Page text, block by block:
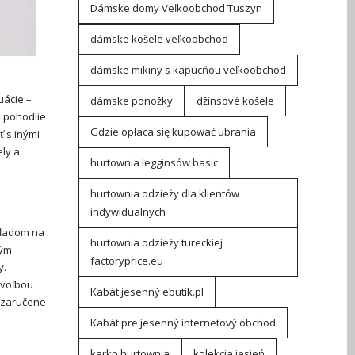
–
pohodlie
s inými
a
na
Dámske domy Veľkoobchod Tuszyn
dámske košele veľkoobchod
dámske mikiny s kapucňou veľkoobchod
dámske ponožky džínsové košele
Gdzie opłaca się kupować ubrania
hurtownia legginsów basic
hurtownia odzieży dla klientów
indywidualnych
hurtownia odzieży tureckiej
factoryprice.eu
Kabát jesenný ebutik.pl
Kabát pre jesenný internetový obchod